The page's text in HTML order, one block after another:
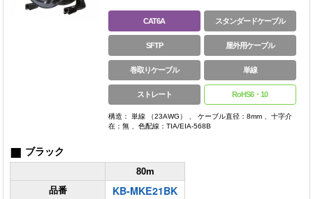
CAT6A スタンダードケーブル
SFTP 屋外用ケーブル
巻取りケーブル 単線
ストレート RoHS6・10
構造： 単線 （23AWG） 、 ケーブル直径：8mm 、十字介
在：無 、色配線：TIA/EIA-568B
■ ブラック
80m
品番
KB-MKE21BK